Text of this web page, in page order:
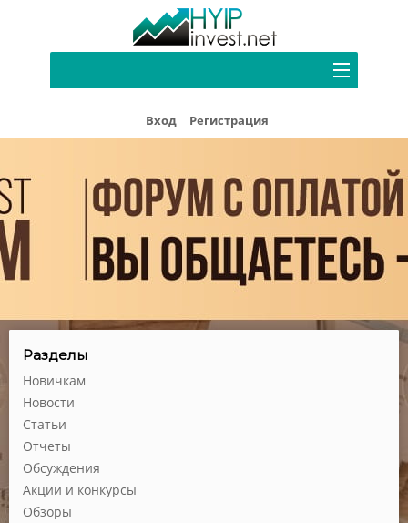
Рефбек
Реклама
Вход Регистрация
Разделы
Новичкам
Новости
Статьи
Отчеты
Обсуждения
Акции и конкурсы
Обзоры